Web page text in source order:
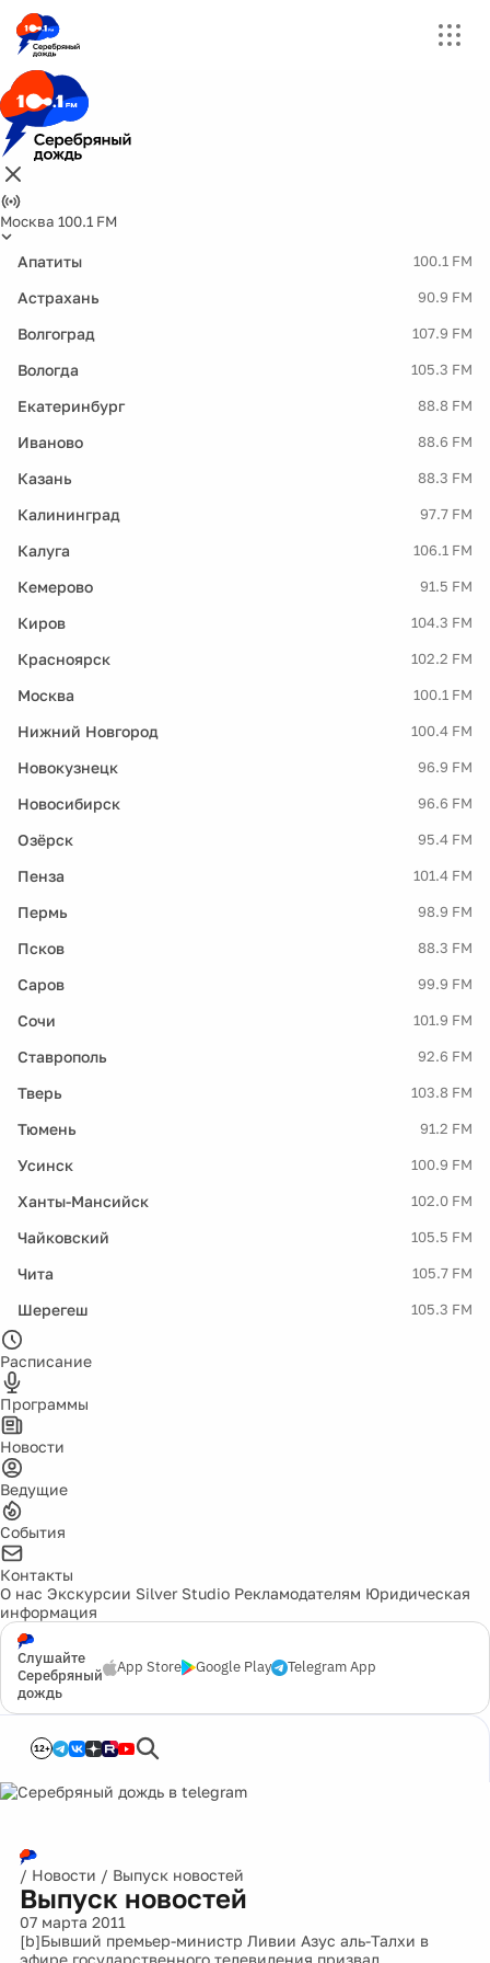
Москва 100.1 FM
Апатиты 100.1 FM
Астрахань 90.9 FM
Волгоград 107.9 FM
Вологда 105.3 FM
Екатеринбург 88.8 FM
Иваново 88.6 FM
Казань 88.3 FM
Калининград 97.7 FM
Калуга 106.1 FM
Кемерово 91.5 FM
Киров 104.3 FM
Красноярск 102.2 FM
Москва 100.1 FM
Нижний Новгород 100.4 FM
Новокузнецк 96.9 FM
Новосибирск 96.6 FM
Озёрск 95.4 FM
Пенза 101.4 FM
Пермь 98.9 FM
Псков 88.3 FM
Саров 99.9 FM
Сочи 101.9 FM
Ставрополь 92.6 FM
Тверь 103.8 FM
Тюмень 91.2 FM
Усинск 100.9 FM
Ханты-Мансийск 102.0 FM
Чайковский 105.5 FM
Чита 105.7 FM
Шерегеш 105.3 FM
Расписание
Программы
Новости
Ведущие
События
Контакты
О нас Экскурсии Silver Studio Рекламодателям Юридическая
информация
Слушайте
Серебряный
дождь
App Store Google Play Telegram App
12+
/ Новости / Выпуск новостей
Выпуск новостей
07 марта 2011
[b]Бывший премьер-министр Ливии Азус аль-Талхи в